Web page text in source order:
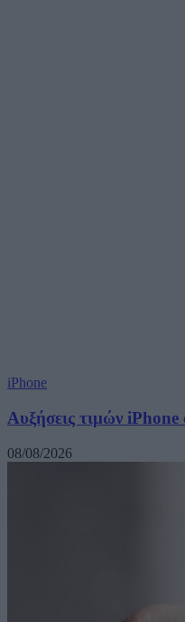
iPhone
Αυξήσεις τιμών
08/08/2026